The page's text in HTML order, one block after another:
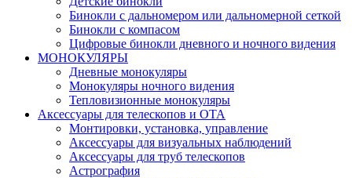
Бинокли с дальномером или дальномерной сеткой
Бинокли с компасом
Цифровые бинокли дневного и ночного видения
МОНОКУЛЯРЫ
Дневные монокуляры
Монокуляры ночного видения
Тепловизионные монокуляры
Аксессуары для телескопов и ОТА
Монтировки, установка, управление
Аксессуары для визуальных наблюдений
Аксессуары для труб телескопов
Астрография